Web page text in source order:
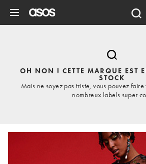
OH NON ! CETTE MARQUE EST
STOCK
Mais ne soyez pas triste, vous pouvez
nombreux labels super